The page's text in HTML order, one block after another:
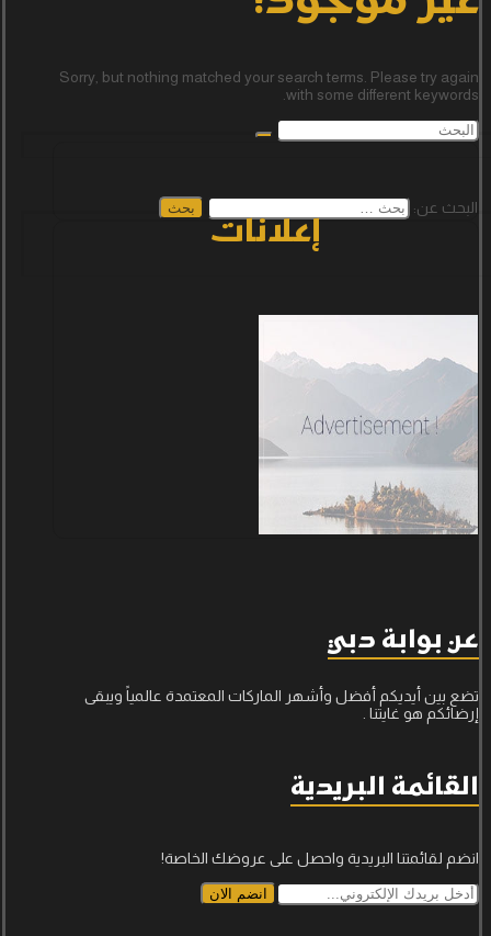
Sorry, but nothing matched your search terms. Please try again
with some different keywords.
البحث عن:
إعلانات
عن بوابة دبي
تضع بين أيديكم أفضل وأشهر الماركات المعتمدة عالمياً ويبقى
إرضائكم هو غايتنا .
القائمة البريدية
انضم لقائمتنا البريدية واحصل على عروضك الخاصة!
انضم الان